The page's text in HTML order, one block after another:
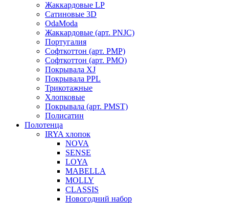
Жаккардовые LP
Сатиновые 3D
OdaModa
Жаккардовые (арт. PNJC)
Португалия
Софткоттон (арт. PMP)
Софткоттон (арт. PMO)
Покрывала XJ
Покрывала PPL
Трикотажные
Хлопковые
Покрывала (арт. PMST)
Полисатин
Полотенца
IRYA хлопок
NOVA
SENSE
LOYA
MABELLA
MOLLY
CLASSIS
Новогодний набор